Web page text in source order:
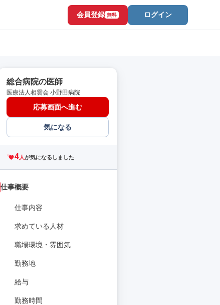
会員登録 無料 ログイン
総合病院の医師
医療法人相雲会 小野田病院
応募画面へ進む
気になる
4人が気になるしました
仕事概要
仕事内容
求めている人材
職場環境・雰囲気
勤務地
給与
勤務時間